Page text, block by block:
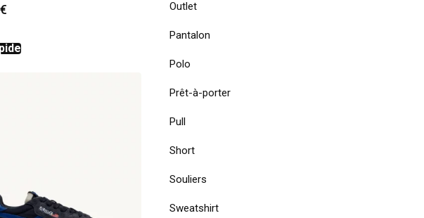
€ Outlet
Pantalon
Polo
Prêt-à-porter
Pull
Short
Souliers
Sweatshirt